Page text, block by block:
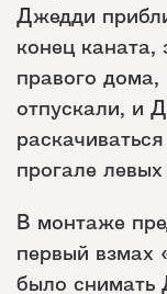
Джедди
конец
правого
отпускали, и
прогале
В монтаже
первый взмах
было